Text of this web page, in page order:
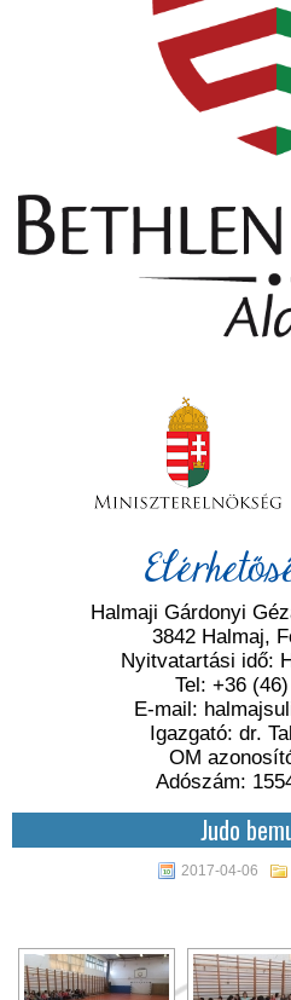
Halmaji Gárdonyi
3842 Halmaj,
Nyitvatartási idő:
Tel: +36
E-mail:
Igazgató: dr.
OM
Adószám:
Judo
2017-04-06